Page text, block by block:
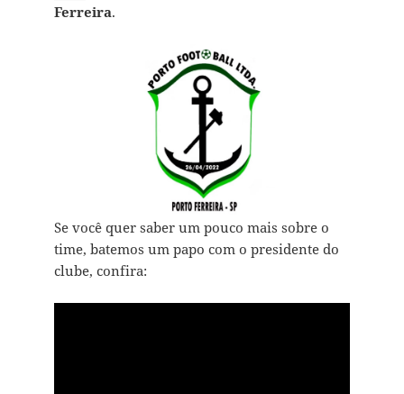
Ferreira.
Se você quer saber um pouco mais sobre o
time, batemos um papo com o presidente do
clube, confira: